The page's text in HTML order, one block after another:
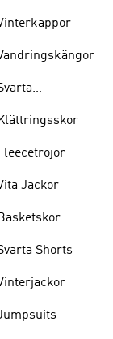
Jackor
Shorts